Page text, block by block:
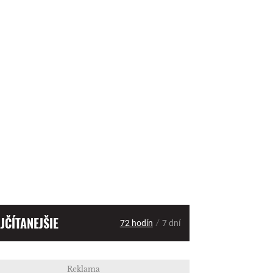
72 hodín / 7 dní
Reklama